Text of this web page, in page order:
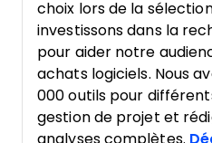
choix lors de la sélection
investissons dans la
pour aider notre
achats logiciels. Nous
000 outils pour
gestion de projet et
analyses complètes.